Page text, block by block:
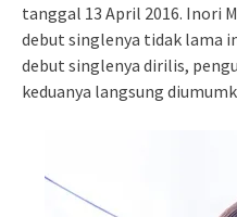
tanggal 13 April 2016. Inori
debut singlenya tidak lama
debut singlenya dirilis,
keduanya langsung